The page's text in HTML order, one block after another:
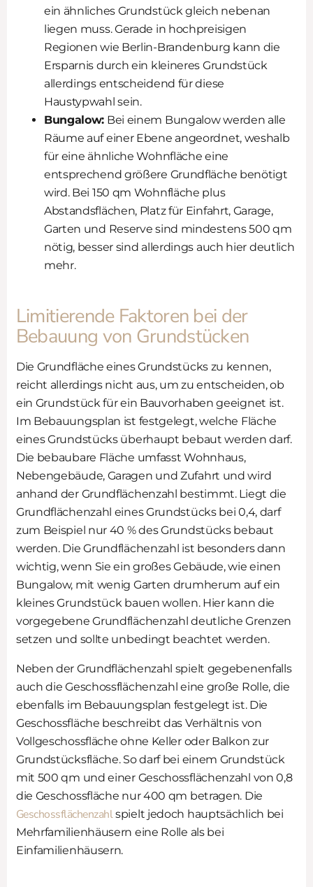
ein ähnliches Grundstück gleich nebenan
liegen muss. Gerade in hochpreisigen
Regionen wie Berlin-Brandenburg kann die
Ersparnis durch ein kleineres Grundstück
allerdings entscheidend für diese
Haustypwahl sein.
Bungalow: Bei einem Bungalow werden alle
Räume auf einer Ebene angeordnet, weshalb
für eine ähnliche Wohnfläche eine
entsprechend größere Grundfläche benötigt
wird. Bei 150 qm Wohnfläche plus
Abstandsflächen, Platz für Einfahrt, Garage,
Garten und Reserve sind mindestens 500 qm
nötig, besser sind allerdings auch hier deutlich
mehr.
Limitierende Faktoren bei der
Bebauung von Grundstücken
Die Grundfläche eines Grundstücks zu kennen,
reicht allerdings nicht aus, um zu entscheiden, ob
ein Grundstück für ein Bauvorhaben geeignet ist.
Im Bebauungsplan ist festgelegt, welche Fläche
eines Grundstücks überhaupt bebaut werden darf.
Die bebaubare Fläche umfasst Wohnhaus,
Nebengebäude, Garagen und Zufahrt und wird
anhand der Grundflächenzahl bestimmt. Liegt die
Grundflächenzahl eines Grundstücks bei 0,4, darf
zum Beispiel nur 40 % des Grundstücks bebaut
werden. Die Grundflächenzahl ist besonders dann
wichtig, wenn Sie ein großes Gebäude, wie einen
Bungalow, mit wenig Garten drumherum auf ein
kleines Grundstück bauen wollen. Hier kann die
vorgegebene Grundflächenzahl deutliche Grenzen
setzen und sollte unbedingt beachtet werden.
Neben der Grundflächenzahl spielt gegebenenfalls
auch die Geschossflächenzahl eine große Rolle, die
ebenfalls im Bebauungsplan festgelegt ist. Die
Geschossfläche beschreibt das Verhältnis von
Vollgeschossfläche ohne Keller oder Balkon zur
Grundstücksfläche. So darf bei einem Grundstück
mit 500 qm und einer Geschossflächenzahl von 0,8
die Geschossfläche nur 400 qm betragen. Die
Geschossflächenzahlspielt jedoch hauptsächlich bei
Mehrfamilienhäusern eine Rolle als bei
Einfamilienhäusern.